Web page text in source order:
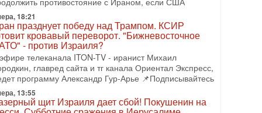
в армию — либо в тюрьму?»
вокруг призыва ультраортодоксов в ЦАХАЛ
точки кипения. Попытки принять закон,
уклоняющихся харедим от арестов,
2026, 17:18
отменять атаки! ЦАХАЛ - не игрушка!
готов ударить по Ирану!
телеканала ITON-TV Григорий Тамар, офицер
в отставке, писатель, журналист, военный
Ведет программу Александр Гур-Арье.
18:21
празднует победу над Трампом. КСИР
кровавый переворот. "Бижневосточное
- против Израиля?
телеканала ITON-TV - иранист Михаил
главред сайта и тг канала Ориентал Экспресс,
программу Александр Гур-Арье 📌Подписывайтесь
13:55
щит Израиля дает сбой! Покушенин на